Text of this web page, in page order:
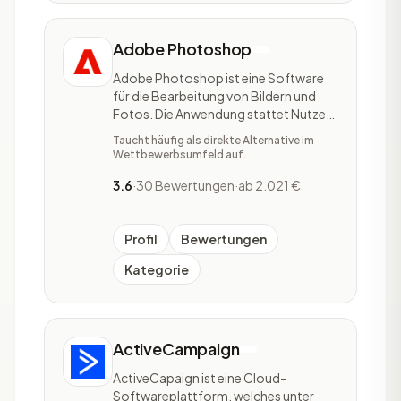
Adobe Photoshop
Adobe Photoshop ist eine Software
für die Bearbeitung von Bildern und
Fotos. Die Anwendung stattet Nutzer
mit zahlreichen Funktionen und Tools
aus. So sind Firmen in der Lage,
Zeichnungen zu kreieren und Poster zu
und Makel auf Fotogr
Taucht häufig als direkte Alternative im
Wettbewerbsumfeld auf.
3.6·30 Bewertungen·ab 2.021 €
Profil
Bewertungen
Kategorie
ActiveCampaign
ActiveCapaign ist eine Cloud-
Softwareplattform, welches unter